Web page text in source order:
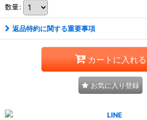
数量:
返品特約に関する重要事項
カートに入れる
お気に入り登録